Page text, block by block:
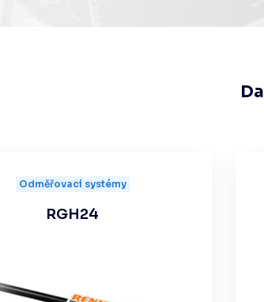
Odměřovací systémy
RGH24